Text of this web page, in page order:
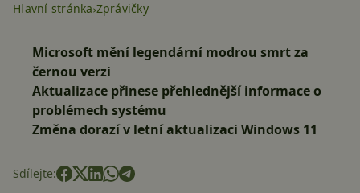
Hlavní stránka Zprávičky
Microsoft mění legendární modrou smrt za
černou verzi
Aktualizace přinese přehlednější informace o
problémech systému
Změna dorazí v letní aktualizaci Windows 11
Sdílejte: